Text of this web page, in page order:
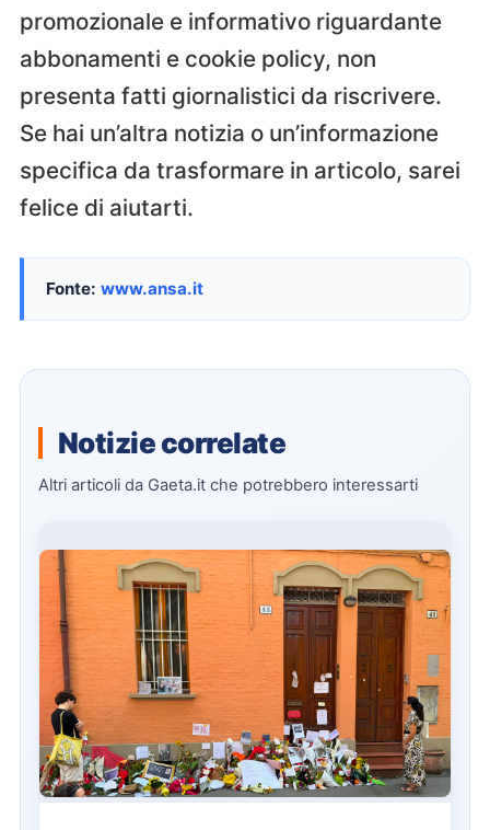
promozionale e informativo riguardante
abbonamenti e cookie policy, non
presenta fatti giornalistici da riscrivere.
Se hai un’altra notizia o un’informazione
specifica da trasformare in articolo, sarei
felice di aiutarti.
Fonte: www.ansa.it
Notizie correlate
Altri articoli da Gaeta.it che potrebbero interessarti